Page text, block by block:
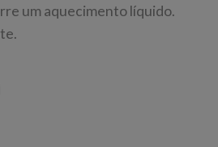
um aquecimento líquido.